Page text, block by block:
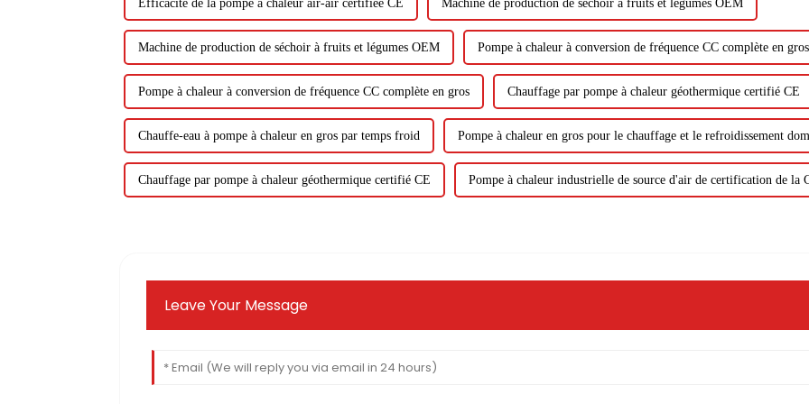
Efficacité de la pompe à chaleur air-air certifiée CE Machine de production de séchoir à fruits et légumes OEM
Machine de production de séchoir à fruits et légumes OEM Pompe à chaleur à conversion de fréquence CC complète en gros
Pompe à chaleur à conversion de fréquence CC complète en gros Chauffage par pompe à chaleur géothermique certifié CE
Chauffe-eau à pompe à chaleur en gros par temps froid Pompe à chaleur en gros pour le chauffage et le refroidissement
Chauffage par pompe à chaleur géothermique certifié CE Pompe à chaleur industrielle de source d'air de certification de la
Leave Your Message